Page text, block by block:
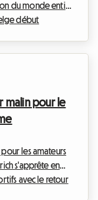
du monde entier.
début
C'est po...
malin pour le
les amateurs
s'apprête en
avec le retour